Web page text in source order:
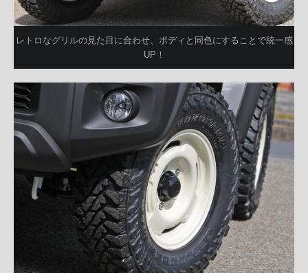
レトロなグリルの見た目に合わせ、ボディと同色にすることで統一感
UP！